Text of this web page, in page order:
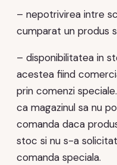
– nepotrivirea intre
cumparat un produs
– disponibilitatea in
acestea fiind
prin comenzi
ca magazinul sa nu
comanda daca
stoc si nu s-a
comanda speciala.